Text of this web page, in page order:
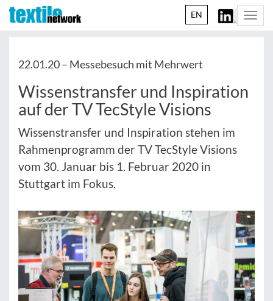
EN
22.01.20 – Messebesuch mit Mehrwert
Wissenstransfer und Inspiration
auf der TV TecStyle Visions
Wissenstransfer und Inspiration stehen im
Rahmenprogramm der TV TecStyle Visions
vom 30. Januar bis 1. Februar 2020 in
Stuttgart im Fokus.